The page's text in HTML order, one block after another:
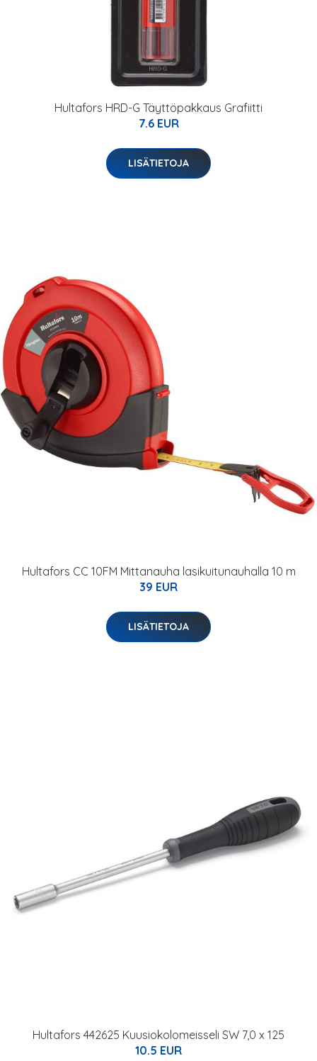
Hultafors HRD-G Täyttöpakkaus Grafiitti
7.6 EUR
LISÄTIETOJA
Hultafors CC 10FM Mittanauha lasikuitunauhalla 10 m
39 EUR
LISÄTIETOJA
Hultafors 442625 Kuusiokolomeisseli SW 7,0 x 125
10.5 EUR